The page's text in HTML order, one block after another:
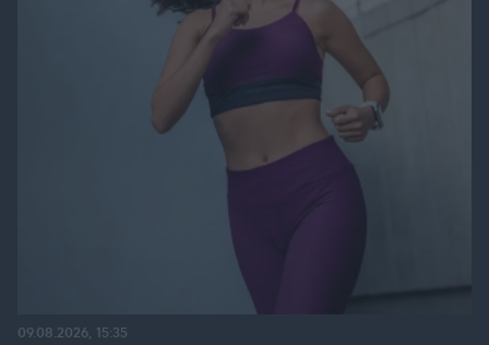
09.08.2026, 15:35